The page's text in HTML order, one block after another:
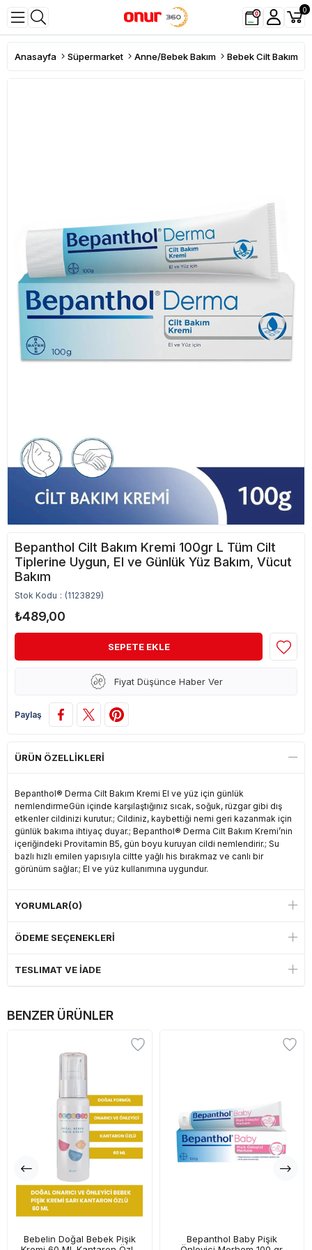
0
Anasayfa Süpermarket Anne/Bebek Bakım Bebek Cilt Bakım
Bepanthol Cilt Bakım Kremi 100gr L Tüm Cilt
Tiplerine Uygun, El ve Günlük Yüz Bakım, Vücut
Bakım
Stok Kodu (1123829)
₺489,00
Fiyat Düşünce Haber Ver
Paylaş
ÜRÜN ÖZELLIKLERI
Bepanthol® Derma Cilt Bakım Kremi El ve yüz için günlük
nemlendirmeGün içinde karşılaştığınız sıcak, soğuk, rüzgar gibi dış
etkenler cildinizi kurutur.; Cildiniz, kaybettiği nemi geri kazanmak için
günlük bakıma ihtiyaç duyar.; Bepanthol® Derma Cilt Bakım Kremi’nin
içeriğindeki Provitamin B5, gün boyu kuruyan cildi nemlendirir.; Su
bazlı hızlı emilen yapısıyla ciltte yağlı his bırakmaz ve canlı bir
görünüm sağlar.; El ve yüz kullanımına uygundur.
YORUMLAR(0)
ÖDEME SEÇENEKLERI
TESLIMAT VE İADE
BENZER ÜRÜNLER
Bebelin Doğal Bebek Pişik
Bepanthol Baby Pişik